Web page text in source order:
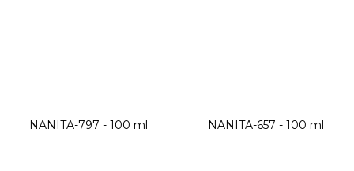
NANITA-797 - 100 ml NANITA-657 - 100 ml